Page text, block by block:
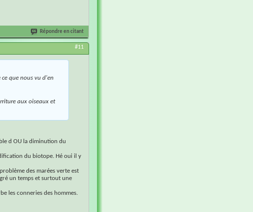
Répondre en citant
#11
que nous vu d'en
aux oiseaux et
d OU la diminution du
du biotope. Hé oui il y
des marées verte est
un temps et surtout une
les conneries des hommes.